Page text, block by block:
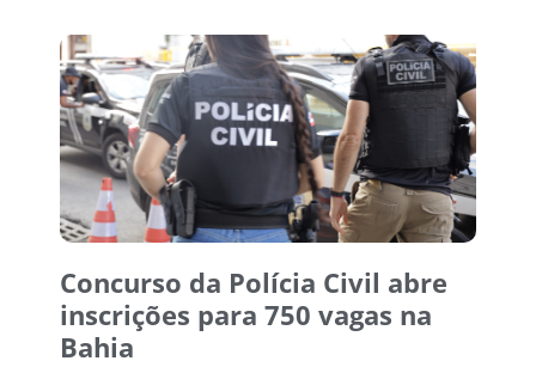
Concurso da Polícia Civil abre
inscrições para 750 vagas na
Bahia